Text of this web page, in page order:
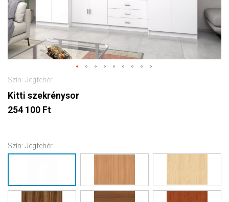
Szín: Jégfehér
Kitti szekrénysor
254 100 Ft
Szín: Jégfehér